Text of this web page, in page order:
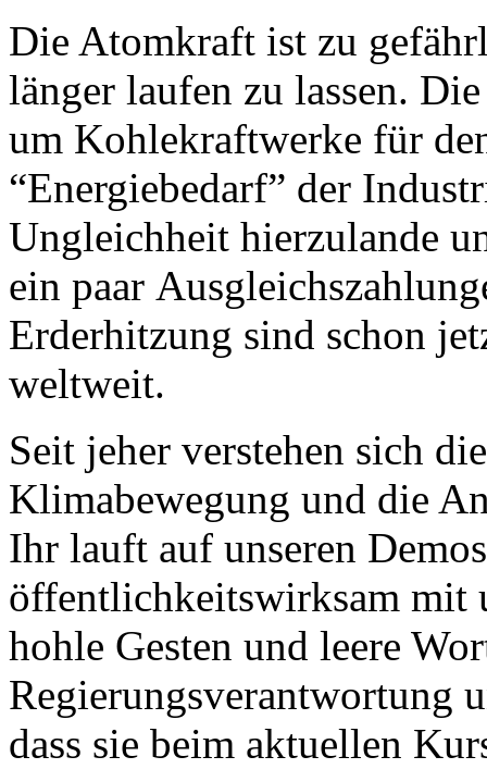
Die Atomkraft ist zu
länger laufen zu lassen.
um Kohlekraftwerke für
“Energiebedarf” der
Ungleichheit hierzulande
ein paar
Erderhitzung sind schon
weltweit.
Seit jeher verstehen sich
Klimabewegung und die
Ihr lauft auf unseren
öffentlichkeitswirksam mit
hohle Gesten und leere
Regierungsverantwortung
dass sie beim aktuellen